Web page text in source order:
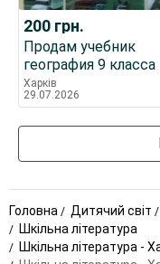
200 грн.
Продам учебник
география 9 класса
Харків
29.07.2026
Головна Дитячий світ
Шкільна література
Шкільна література -